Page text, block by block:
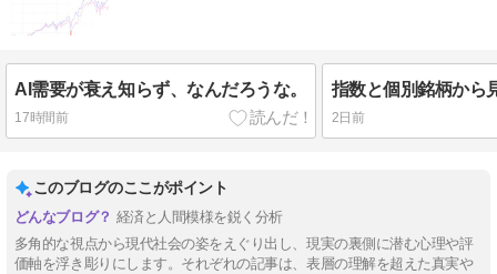
AI需要が衰え知らず、なんだろうな。
17時間前
指数と個別銘柄から
2日前
このブログのここがポイント
経済と人間模様を鋭く分析
多角的な視点から現代社会の姿をえぐり出し、現実の裏側に潜む心理や評
価軸を浮き彫りにします。それぞれの記事は、表層の理解を超えた真実や